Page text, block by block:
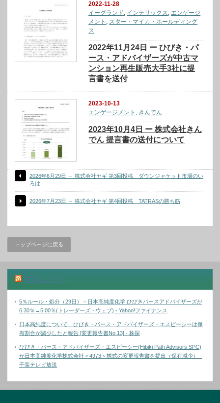
2022-11-28
イーグランド, インテリックス, エンゲージ
メント , スター・マイカ・ホールディング
ス
2022年11月24日 ー ひびき・パ
ース・アドバイザーズが中古マ
ンション再生販売大手3社に提
言書を送付
2023-10-13
エンゲージメント , きんでん
2023年10月4日 ー 株式会社きん
でん 提言書の送付について
2026年6月29日 － 株式会社ヤギ 第3回投稿 ダウンジャケット市場のい
ろは
2026年7月23日 － 株式会社ヤギ 第4回投稿 TATRASの勝ち筋
トップページに戻る
関連ニュース
5％ルール・処分（29日）－日本高純度化学 ひびきパースアドバイザーズが
6.30％→5.00％(トレーダーズ・ウェブ) - Yahoo!ファイナンス
日本高純度について、ひびき・パース・アドバイザーズ・エスピーシーは保
有割合が減少したと報告 [変更報告書No.13] - 株探
ひびき・パース・アドバイザーズ・エスピーシー(Hibiki Path Advisors SPC)
が日本高純度化学株式会社＜4973＞株式の変更報告書を提出（保有減少） -
千葉テレビ放送